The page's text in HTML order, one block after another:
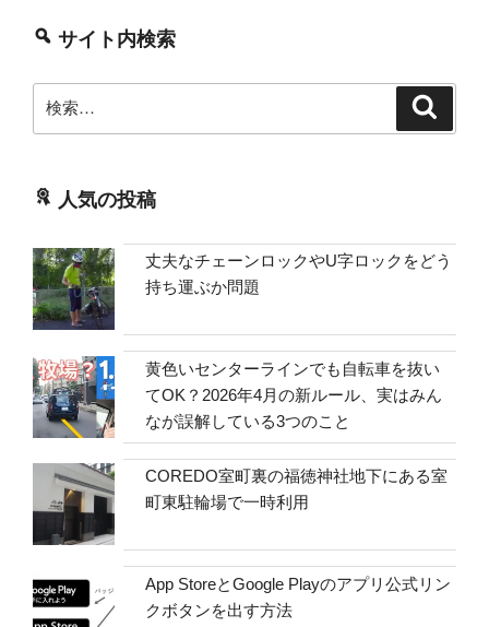
サイト内検索
索:
人気の投稿
丈夫なチェーンロックやU字ロックをどう
持ち運ぶか問題
黄色いセンターラインでも自転車を抜い
てOK？2026年4月の新ルール、実はみん
なが誤解している3つのこと
COREDO室町裏の福徳神社地下にある室
町東駐輪場で一時利用
App StoreとGoogle Playのアプリ公式リン
クボタンを出す方法